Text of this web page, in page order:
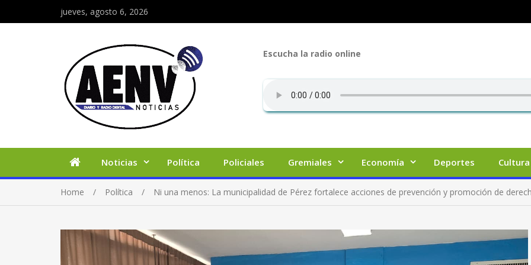
jueves, agosto 6, 2026
Escucha la radio online
Noticias Política Policiales Gremiales Economía Deportes Cultura
Home Política Ni una menos: La municipalidad de Pérez fortalece acciones de prevención y promoción de